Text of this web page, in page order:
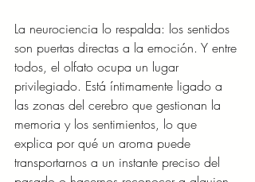
La neurociencia lo respalda: los sentidos
son puertas directas a la emoción. Y entre
todos, el olfato ocupa un lugar
privilegiado. Está íntimamente ligado a
las zonas del cerebro que gestionan la
memoria y los sentimientos, lo que
explica por qué un aroma puede
transportarnos a un instante preciso del